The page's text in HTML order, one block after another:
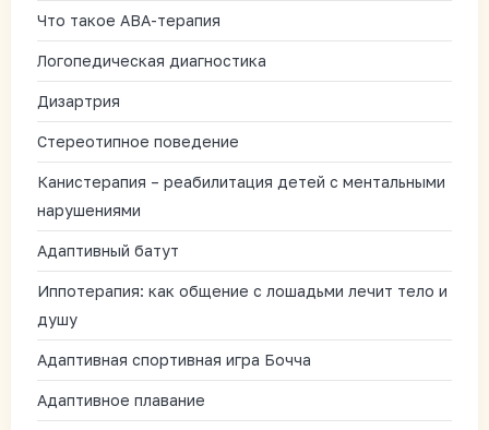
Что такое АВА-терапия
Логопедическая диагностика
Дизартрия
Стереотипное поведение
Канистерапия – реабилитация детей с ментальными
нарушениями
Адаптивный батут
Иппотерапия: как общение с лошадьми лечит тело и
душу
Адаптивная спортивная игра Бочча
Адаптивное плавание